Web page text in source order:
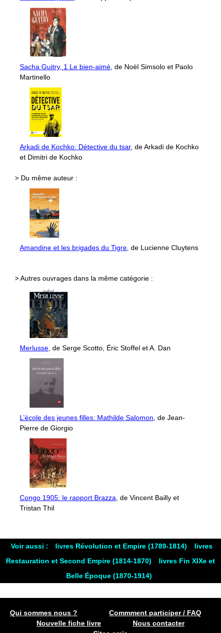
Sacha Guitry, 1 Le bien-aimé , de Noël Simsolo et Paolo
Martinello
Arkadi de Kochko: Détective du tsar, de Arkadi de Kochko
et Dimitri de Kochko
> Du même auteur :
Amandine et les brigades du Tigre , de Lucienne Cluytens
> Autres ouvrages dans la même catégorie :
Merlusse , de Serge Scotto, Éric Stoffel et A. Dan
L’école des jeunes filles: Mathilde Salomon , de Jean-
Pierre de Giorgio
Congo 1905: le rapport Brazza , de Vincent Bailly et
Tristan Thil
Voir aussi : livres Révolution et Empire (1789-1814)
livres
Restauration et Second Empire (1814-1870)
livres Fin XIXe et
Belle Époque (1870-1914)
Qui sommes nous ?
Commment participer / FAQ
Nouvelle fiche livre
Nous contacter